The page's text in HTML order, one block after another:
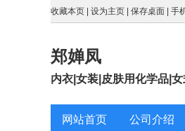
收藏本页 设为主页 保存桌面 手
郑婵凤
内衣|女装|皮肤用化学品|
网站首页 公司介绍